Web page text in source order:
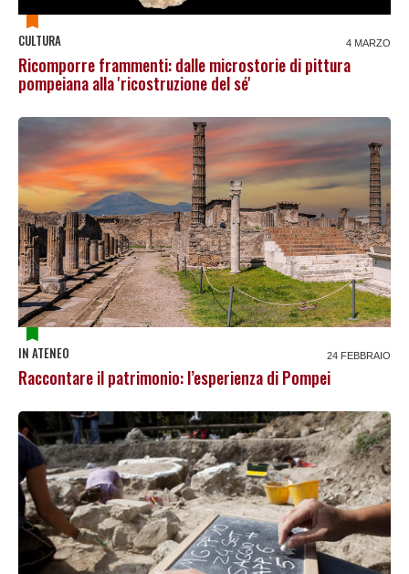
CULTURA 4 MARZO
Ricomporre frammenti: dalle microstorie di pittura
pompeiana alla 'ricostruzione del sé'
IN ATENEO 24 FEBBRAIO
Raccontare il patrimonio: l’esperienza di Pompei